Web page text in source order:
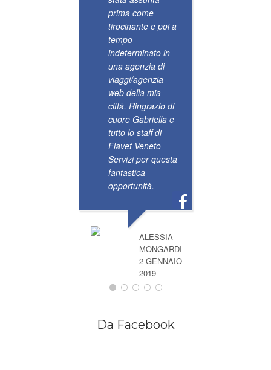
prima come
tirocinante e poi a
tempo
indeterminato in
una agenzia di
viaggi/agenzia
web della mia
città. Ringrazio di
cuore Gabriella e
tutto lo staff di
Fiavet Veneto
Servizi per questa
fantastica
opportunità.
ALESSIA
MONGARDI
2 GENNAIO
2019
Da Facebook